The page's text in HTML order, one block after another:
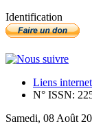
Identification
Liens internet
N° ISSN:
Samedi, 08 Août